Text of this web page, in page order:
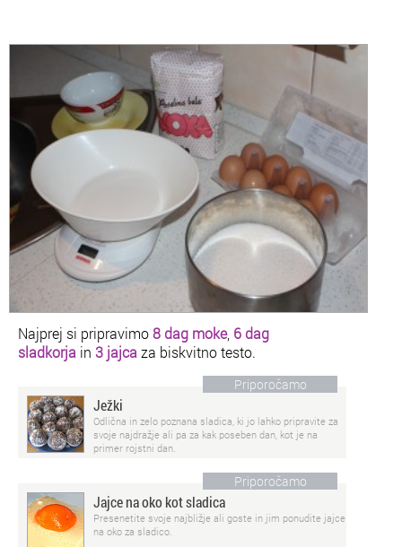
Najprej si pripravimo8 dag moke, 6 dag
sladkorja in 3 jajca za biskvitno testo.
Priporočamo
Ježki
Odlična in zelo poznana sladica, ki jo lahko pripravite za
svoje najdražje ali pa za kak poseben dan, kot je na
primer rojstni dan.
Priporočamo
Jajce na oko kot sladica
Presenetite svoje najbližje ali goste in jim ponudite jajce
na oko za sladico.